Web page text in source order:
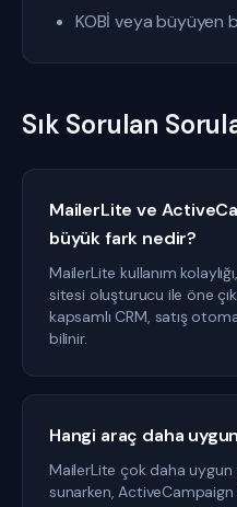
KOBİ veya büyüyen
Sık Sorulan
MailerLite ve
büyük fark nedir?
MailerLite kullanım
sitesi oluşturucu ile öne
kapsamlı CRM, satış
bilinir.
Hangi araç daha
MailerLite çok daha uygun
sunarken,